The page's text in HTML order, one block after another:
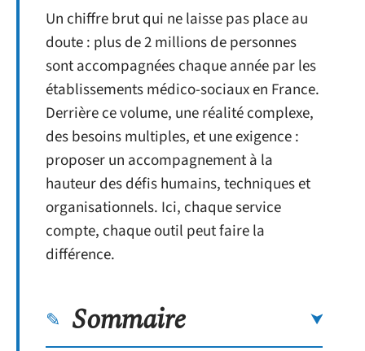
Un chiffre brut qui ne laisse pas place au
doute : plus de 2 millions de personnes
sont accompagnées chaque année par les
établissements médico-sociaux en France.
Derrière ce volume, une réalité complexe,
des besoins multiples, et une exigence :
proposer un accompagnement à la
hauteur des défis humains, techniques et
organisationnels. Ici, chaque service
compte, chaque outil peut faire la
différence.
Sommaire